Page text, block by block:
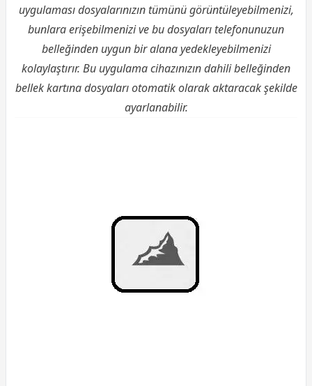
uygulaması dosyalarınızın tümünü görüntüleyebilmenizi,
bunlara erişebilmenizi ve bu dosyaları telefonunuzun
belleğinden uygun bir alana yedekleyebilmenizi
kolaylaştırır. Bu uygulama cihazınızın dahili belleğinden
bellek kartına dosyaları otomatik olarak aktaracak şekilde
ayarlanabilir.